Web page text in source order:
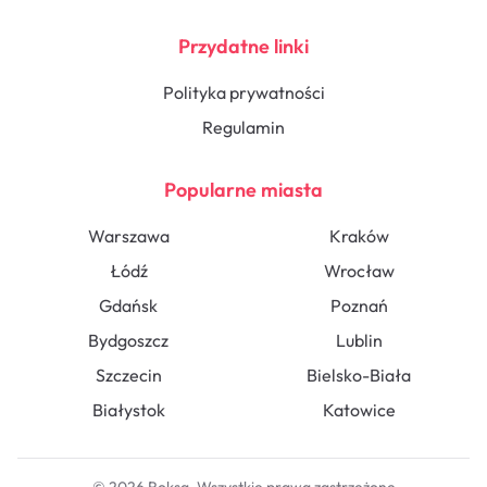
Przydatne linki
Polityka prywatności
Regulamin
Popularne miasta
Warszawa
Kraków
Łódź
Wrocław
Gdańsk
Poznań
Bydgoszcz
Lublin
Szczecin
Bielsko-Biała
Białystok
Katowice